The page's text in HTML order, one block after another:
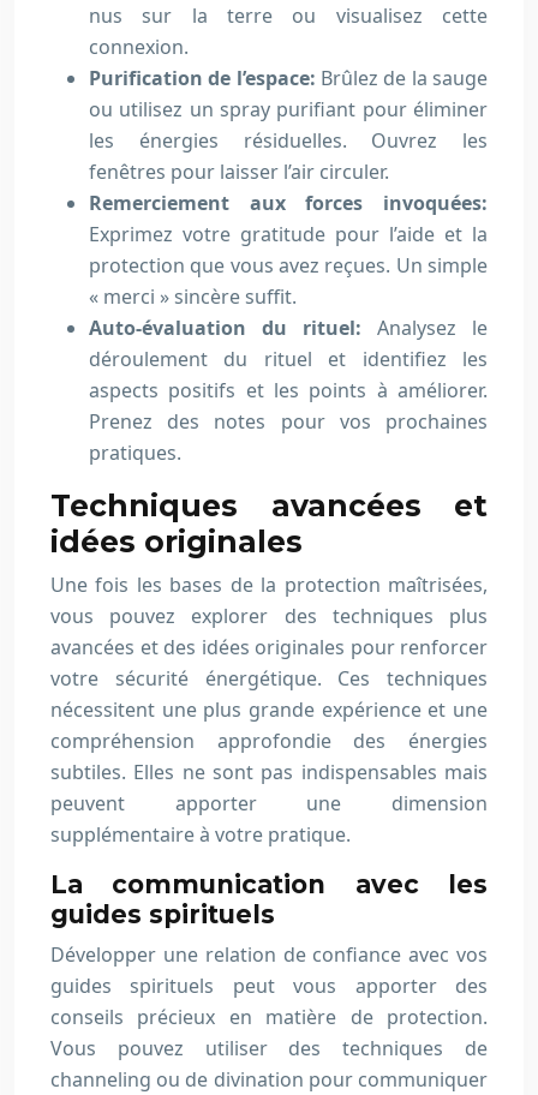
nus sur la terre ou visualisez cette
connexion.
Purification de l’espace: Brûlez de la sauge
ou utilisez un spray purifiant pour éliminer
les énergies résiduelles. Ouvrez les
fenêtres pour laisser l’air circuler.
Remerciement aux forces invoquées:
Exprimez votre gratitude pour l’aide et la
protection que vous avez reçues. Un simple
« merci » sincère suffit.
Auto-évaluation du rituel: Analysez le
déroulement du rituel et identifiez les
aspects positifs et les points à améliorer.
Prenez des notes pour vos prochaines
pratiques.
Techniques avancées et
idées originales
Une fois les bases de la protection maîtrisées,
vous pouvez explorer des techniques plus
avancées et des idées originales pour renforcer
votre sécurité énergétique. Ces techniques
nécessitent une plus grande expérience et une
compréhension approfondie des énergies
subtiles. Elles ne sont pas indispensables mais
peuvent apporter une dimension
supplémentaire à votre pratique.
La communication avec les
guides spirituels
Développer une relation de confiance avec vos
guides spirituels peut vous apporter des
conseils précieux en matière de protection.
Vous pouvez utiliser des techniques de
channeling ou de divination pour communiquer